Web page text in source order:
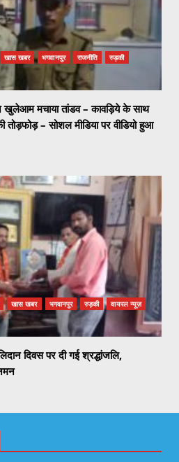
खास खबर भगवानपुर राजनीति
रुड़की
खुलेआम मचाया तांडव – कावड़िये के साथ
– सोशल मीडिया पर वीडियो हुआ
खास खबर भगवानपुर रुड़की
वायरल न्यूज़
दिवस पर दी गई श्रद्धांजलि,